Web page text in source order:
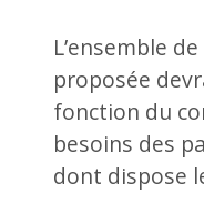
L’ensemble
proposée
fonction du
besoins des
dont dispose